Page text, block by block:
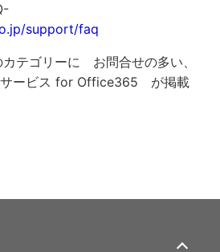
support/faq
テゴリーに お問合せの多い、
サービス for Office365 が掲載